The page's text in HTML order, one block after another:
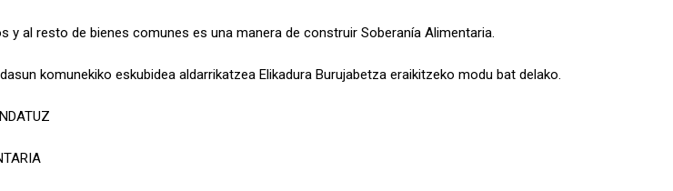
al resto de bienes comunes es una manera de construir Soberanía Alimentaria.
komunekiko eskubidea aldarrikatzea Elikadura Burujabetza eraikitzeko modu bat delako.